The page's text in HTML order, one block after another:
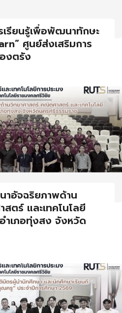
เรียนรู้เพื่อพัฒนาทักษะ
ศูนย์ส่งเสริมการ
งตรัง
าอัจฉริยภาพด้าน
ตร์ และเทคโนโลยี
ำเภอทุ่งสง จังหวัด